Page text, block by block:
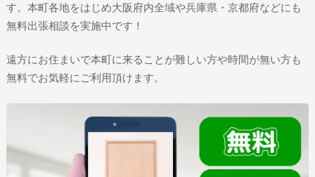
す。本町各地をはじめ大阪府内全域や兵庫県・京都府などにも
無料出張相談を実施中です！
遠方にお住まいで本町に来ることが難しい方や時間が無い方も
無料でお気軽にご利用頂けます。